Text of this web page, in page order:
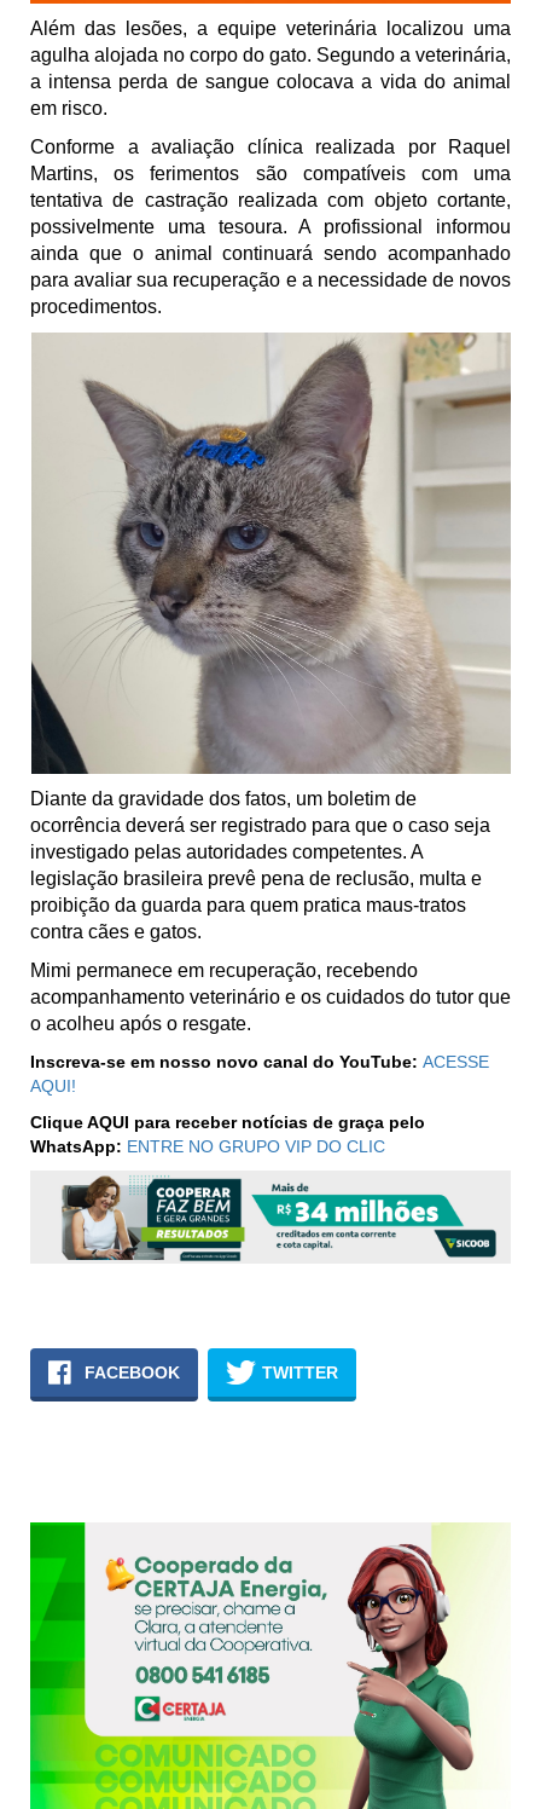
Além das lesões, a equipe veterinária localizou uma
agulha alojada no corpo do gato. Segundo a veterinária,
a intensa perda de sangue colocava a vida do animal
em risco.
Conforme a avaliação clínica realizada por Raquel
Martins, os ferimentos são compatíveis com uma
tentativa de castração realizada com objeto cortante,
possivelmente uma tesoura. A profissional informou
ainda que o animal continuará sendo acompanhado
para avaliar sua recuperação e a necessidade de novos
procedimentos.
Diante da gravidade dos fatos, um boletim de
ocorrência deverá ser registrado para que o caso seja
investigado pelas autoridades competentes. A
legislação brasileira prevê pena de reclusão, multa e
proibição da guarda para quem pratica maus-tratos
contra cães e gatos.
Mimi permanece em recuperação, recebendo
acompanhamento veterinário e os cuidados do tutor que
o acolheu após o resgate.
Inscreva-se em nosso novo canal do YouTube: ACESSE
AQUI!
Clique AQUI para receber notícias de graça pelo
WhatsApp: ENTRE NO GRUPO VIP DO CLIC
FACEBOOK TWITTER